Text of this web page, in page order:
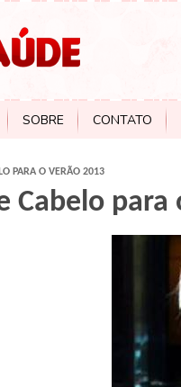
SOBRE CONTATO
PARA O VERÃO 2013
Cabelo para